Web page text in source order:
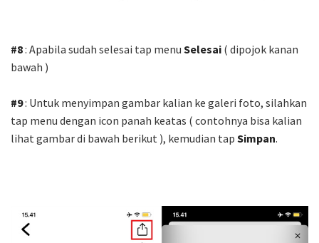
#8: Apabila sudah selesai tap menu Selesai ( dipojok kanan
bawah )
#9: Untuk menyimpan gambar kalian ke galeri foto, silahkan
tap menu dengan icon panah keatas ( contohnya bisa kalian
lihat gambar di bawah berikut ), kemudian tap Simpan.